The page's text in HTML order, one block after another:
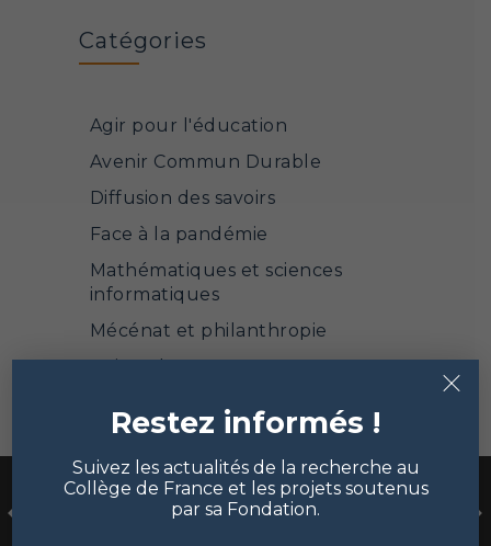
Catégories
Agir pour l'éducation
Avenir Commun Durable
Diffusion des savoirs
Face à la pandémie
Mathématiques et sciences
informatiques
Mécénat et philanthropie
Points de vue
Sciences de la matière et de la
vie
Sciences sociales et humanités
Restez informés !
Suivez les actualités de la recherche au
Collège de France et les projets soutenus
par sa Fondation.
×